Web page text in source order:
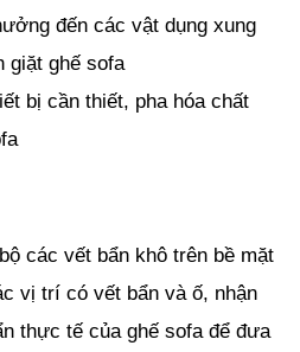
đến các vật dụng xung
giặt ghế sofa
bị cần thiết, pha hóa chất
các vết bẩn khô trên bề mặt
vị trí có vết bẩn và ố, nhận
thực tế của ghế sofa để đưa